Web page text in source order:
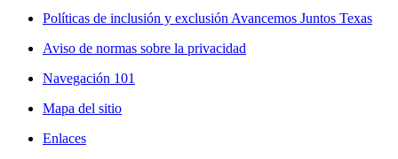
Políticas de inclusión y exclusión Avancemos Juntos Texas
Aviso de normas sobre la privacidad
Navegación 101
Mapa del sitio
Enlaces